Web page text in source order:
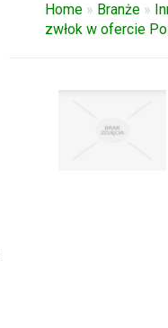
Home » Branże »
zwłok w ofercie